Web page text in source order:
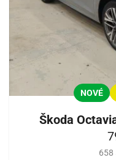
NOVÉ
Škoda
658